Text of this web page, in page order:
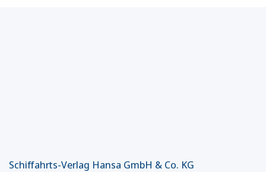
Schiffahrts-Verlag Hansa GmbH & Co. KG